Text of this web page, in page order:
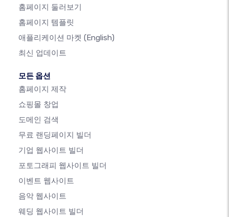
홈페이지 둘러보기
홈페이지 템플릿
애플리케이션 마켓 (English)
최신 업데이트
모든 옵션
홈페이지 제작
쇼핑몰 창업
도메인 검색
무료 랜딩페이지 빌더
기업 웹사이트 빌더
포토그래피 웹사이트 빌더
이벤트 웹사이트
음악 웹사이트
웨딩 웹사이트 빌더